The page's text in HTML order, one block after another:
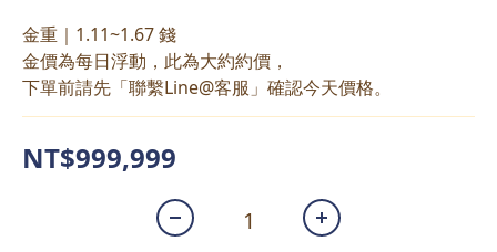
金重｜1.11~1.67 錢
金價為每日浮動，此為大約約價，
下單前請先「聯繫Line@客服」確認今天價格。
NT$999,999